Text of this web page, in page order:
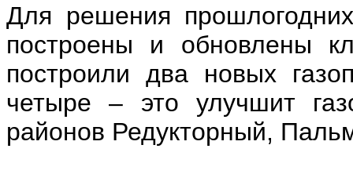
Для решения
построены и обновлены
построили два новых
четыре – это улучшит
районов Редукторный,